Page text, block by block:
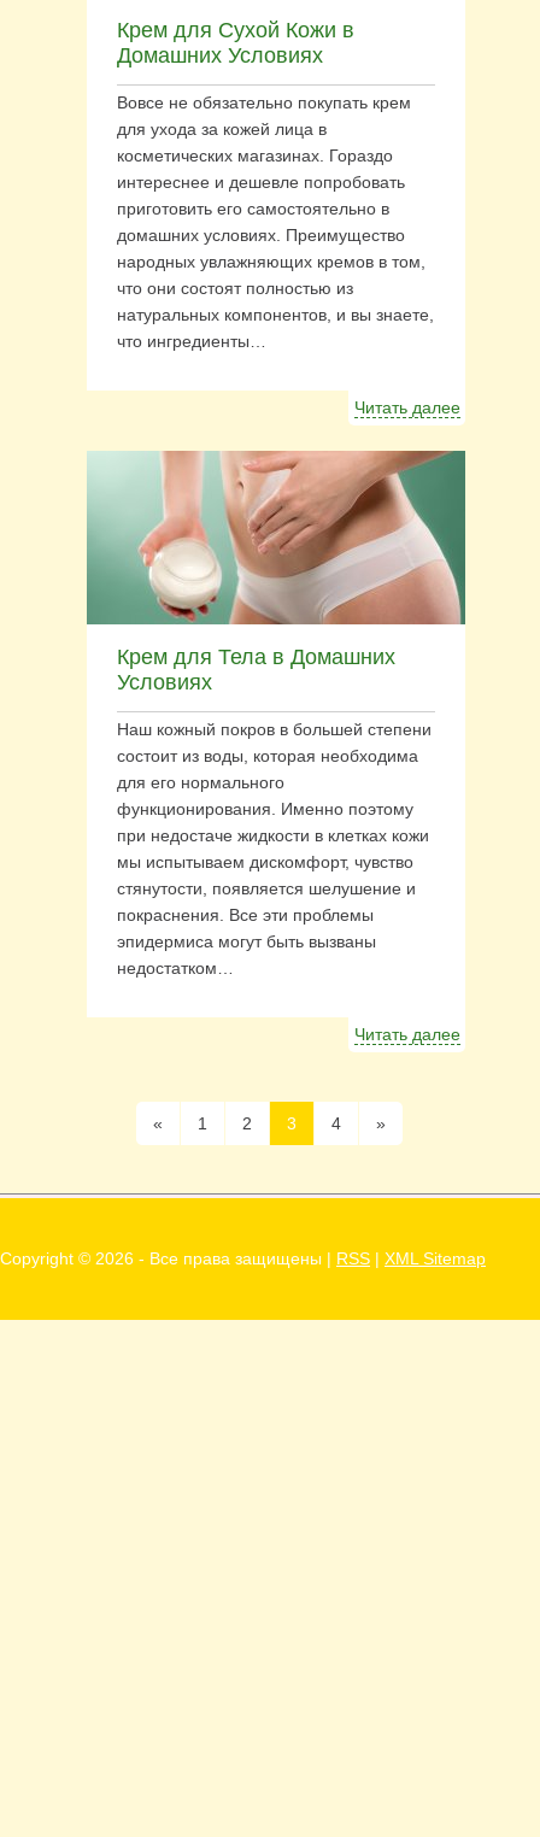
Крем для Сухой Кожи в
Домашних Условиях
Вовсе не обязательно покупать крем
для ухода за кожей лица в
косметических магазинах. Гораздо
интереснее и дешевле попробовать
приготовить его самостоятельно в
домашних условиях. Преимущество
народных увлажняющих кремов в том,
что они состоят полностью из
натуральных компонентов, и вы знаете,
что ингредиенты…
Читать далее
Крем для Тела в Домашних
Условиях
Наш кожный покров в большей степени
состоит из воды, которая необходима
для его нормального
функционирования. Именно поэтому
при недостаче жидкости в клетках кожи
мы испытываем дискомфорт, чувство
стянутости, появляется шелушение и
покраснения. Все эти проблемы
эпидермиса могут быть вызваны
недостатком…
Читать далее
« 1 2 3 4 »
Copyright © 2026 - Все права защищены | RSS | XML Sitemap